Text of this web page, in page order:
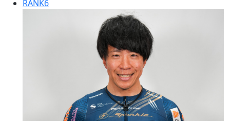
RANK6